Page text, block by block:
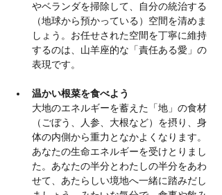
やベランダを掃除して、自分の統治する
（地球から預かっている）空間を清めま
しょう。お任せされた空間を丁寧に維持
するのは、山羊座的な「責任ある愛」の
表現です。
温かい根菜を食べよう
大地のエネルギーを蓄えた「地」の食材
（ごぼう、人参、大根など）を摂り、身
体の内側から重力となかよくなります。
あなたの生命エネルギーを受けとりまし
た。あなたの半分とわたしの半分をあわ
せて、あたらしい境地へ一緒に踏みだし